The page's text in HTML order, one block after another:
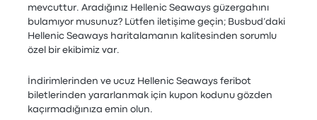
mevcuttur. Aradığınız Hellenic Seaways güzergahını
bulamıyor musunuz? Lütfen iletişime geçin; Busbud’daki
Hellenic Seaways haritalamanın kalitesinden sorumlu
özel bir ekibimiz var.
İndirimlerinden ve ucuz Hellenic Seaways feribot
biletlerinden yararlanmak için kupon kodunu gözden
kaçırmadığınıza emin olun.